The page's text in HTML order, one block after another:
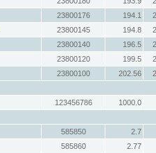
23800176 194.1
23800145 194.8
23800140 196.5
23800120 199.5
23800100 202.56
123456786
1000.0
585850
2.7
585860
2.77